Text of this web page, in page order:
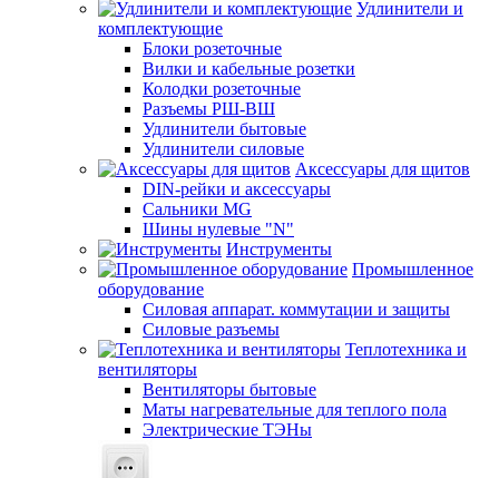
Удлинители и
комплектующие
Блоки розеточные
Вилки и кабельные розетки
Колодки розеточные
Разъемы РШ-ВШ
Удлинители бытовые
Удлинители силовые
Аксессуары для щитов
DIN-рейки и аксессуары
Сальники MG
Шины нулевые "N"
Инструменты
Промышленное
оборудование
Силовая аппарат. коммутации и защиты
Силовые разъемы
Теплотехника и
вентиляторы
Вентиляторы бытовые
Маты нагревательные для теплого пола
Электрические ТЭНы